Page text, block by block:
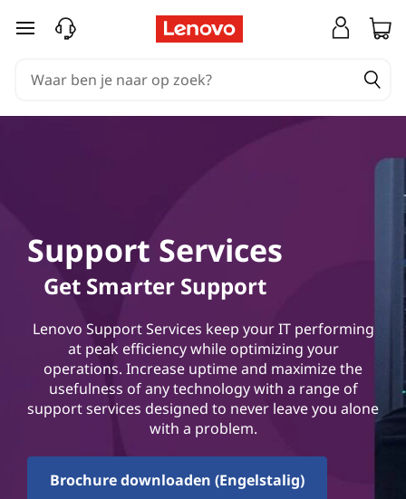
Ga naar de hoofdinhoud
Support Services
Get Smarter Support
Lenovo Support Services keep your IT performing
at peak efficiency while optimizing your
operations. Increase uptime and maximize the
usefulness of any technology with a range of
support services designed to never leave you alone
with a problem.
Brochure downloaden (Engelstalig)